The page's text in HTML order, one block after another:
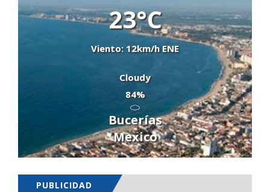
23°C
Viento: 12km/h ENE
Cloudy
84%
Bucerías
Mexico
PUBLICIDAD